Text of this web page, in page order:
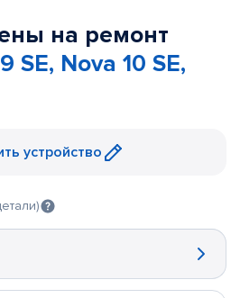
на ремонт
SE, Nova 10 SE,
устройство